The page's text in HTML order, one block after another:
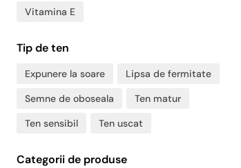
Vitamina E
Tip de ten
Expunere la soare
Lipsa de fermitate
Semne de oboseala
Ten matur
Ten sensibil
Ten uscat
Categorii de produse